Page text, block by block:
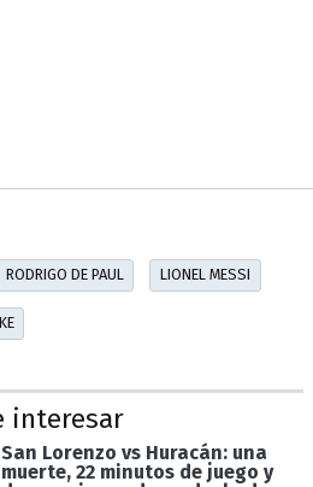
RODRIGO DE PAUL LIONEL MESSI
interesar
San Lorenzo vs Huracán: una
muerte, 22 minutos de juego y